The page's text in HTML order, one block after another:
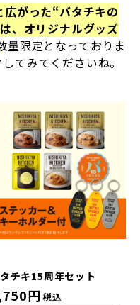
がった“バタチキの
、オリジナルグッズ
量限定となっておりま
てみてくださいね。
チキ15周年セット
円税込